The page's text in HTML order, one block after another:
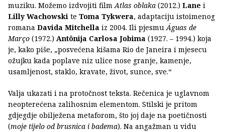
muziku. Možemo izdvojiti filmAtlas oblaka (2012.) Lane i
Lilly Wachowski te Toma Tykwera, adaptaciju istoimenog
romana Davida Mitchella iz 2004. Ili pjesmuÁguas de
Março (1972.) Antônija Carlosa Jobima (1927. – 1994.) koja
je, kako piše, „posvećena kišama Rio de Janeira i mjesecu
ožujku kada poplave niz ulice nose granje, kamenje,
usamljenost, staklo, kravate, život, sunce, sve.“
Valja ukazati i na protočnost teksta. Rečenica je uglavnom
neopterećena zalihosnim elementom. Stilski je pritom
gdjegdje obilježena metaforom, što joj daje na poetičnosti
(moje tijelo od brusnica i badema). Na angažman u vidu